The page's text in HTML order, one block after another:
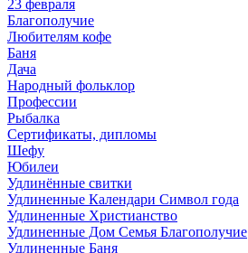
23 февраля
Благополучие
Любителям кофе
Баня
Дача
Народный фольклор
Профессии
Рыбалка
Сертификаты, дипломы
Шефу
Юбилеи
Удлинённые свитки
Удлиненные Календари Символ года
Удлиненные Христианство
Удлиненные Дом Семья Благополучие
Удлиненные Баня